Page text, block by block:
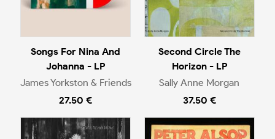
Songs For Nina And
Johanna - LP
James Yorkston & Friends
27.50 €
Second Circle The
Horizon - LP
Sally Anne Morgan
37.50 €